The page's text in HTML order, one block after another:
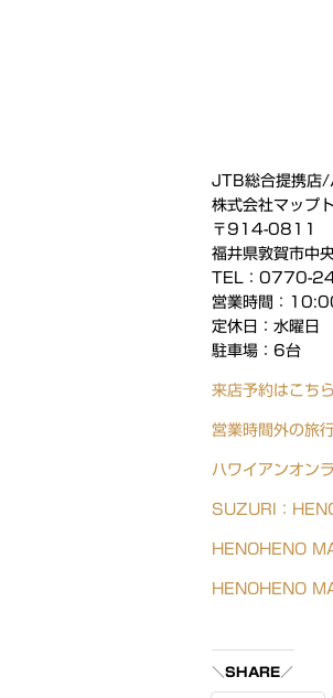
JTB総合提携店/
株式会社マップ
〒914-0811
福井県敦賀市
TEL：0770-
営業時間：
定休日：水曜日
駐車場：6台
来店予約はこちら
営業時間外の旅
ハワイアンオン
SUZURI：
HENOHENO
HENOHENO
＼SHARE／